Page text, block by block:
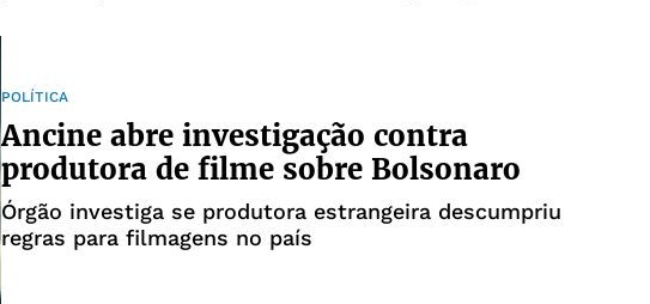
POLÍTICA
Ancine abre investigação contra
produtora de filme sobre Bolsonaro
Órgão investiga se produtora estrangeira descumpriu
regras para filmagens no país